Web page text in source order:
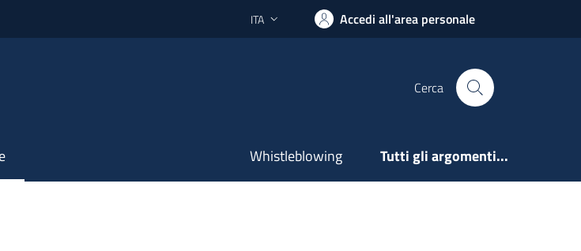
Lingua attiva:
ITA Accedi all'area personale
Cerca
Whistleblowing Tutti gli argomenti...